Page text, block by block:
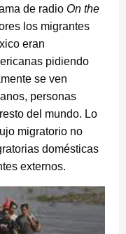
de radio On the
los migrantes
eran
pidiendo
se ven
personas
del mundo. Lo
migratorio no
domésticas
externos.